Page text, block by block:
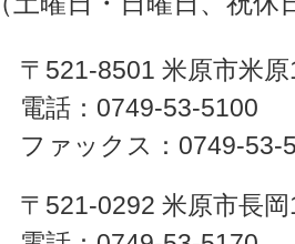
〒521-8501 米原市米
電話：0749-53-5100
ファックス：0749-53-
〒521-0292 米原市長